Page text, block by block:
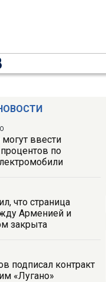
ввести
по
что страница
Арменией и
закрыта
подписал контракт
«Лугано»